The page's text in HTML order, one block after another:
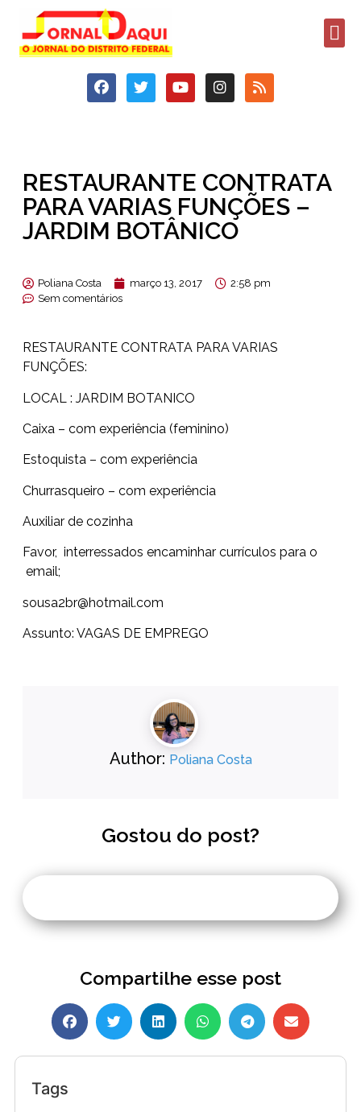
RESTAURANTE CONTRATA
PARA VARIAS FUNÇÕES –
JARDIM BOTÂNICO
Poliana Costa março 13, 2017
2:58 pm
Sem comentários
RESTAURANTE CONTRATA PARA VARIAS
FUNÇÕES:
LOCAL : JARDIM BOTANICO
Caixa – com experiência (feminino)
Estoquista – com experiência
Churrasqueiro – com experiência
Auxiliar de cozinha
Favor, interressados encaminhar currículos para o
email;
sousa2br@hotmail.com
Assunto: VAGAS DE EMPREGO
Author: Poliana Costa
Gostou do post?
Compartilhe esse post
Tags